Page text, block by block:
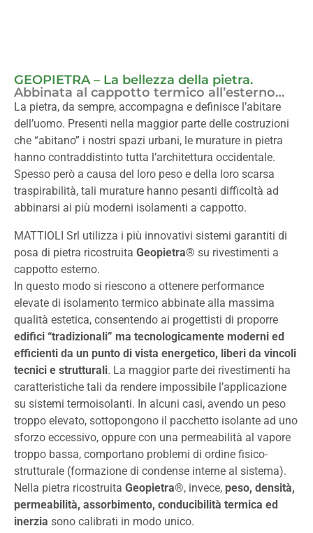
GEOPIETRA – La bellezza della pietra.
Abbinata al cappotto termico all’esterno…
La pietra, da sempre, accompagna e definisce l’abitare
dell’uomo. Presenti nella maggior parte delle costruzioni
che “abitano” i nostri spazi urbani, le murature in pietra
hanno contraddistinto tutta l’architettura occidentale.
Spesso però a causa del loro peso e della loro scarsa
traspirabilità, tali murature hanno pesanti difficoltà ad
abbinarsi ai più moderni isolamenti a cappotto.
MATTIOLI Srl utilizza i più innovativi sistemi garantiti di
posa di pietra ricostruita Geopietra® su rivestimenti a
cappotto esterno.
In questo modo si riescono a ottenere performance
elevate di isolamento termico abbinate alla massima
qualità estetica, consentendo ai progettisti di proporre
edifici “tradizionali” ma tecnologicamente moderni ed
efficienti da un punto di vista energetico, liberi da vincoli
tecnici e strutturali. La maggior parte dei rivestimenti ha
caratteristiche tali da rendere impossibile l’applicazione
su sistemi termoisolanti. In alcuni casi, avendo un peso
troppo elevato, sottopongono il pacchetto isolante ad uno
sforzo eccessivo, oppure con una permeabilità al vapore
troppo bassa, comportano problemi di ordine fisico-
strutturale (formazione di condense interne al sistema).
Nella pietra ricostruita Geopietra®, invece, peso, densità,
permeabilità, assorbimento, conducibilità termica ed
inerzia sono calibrati in modo unico.